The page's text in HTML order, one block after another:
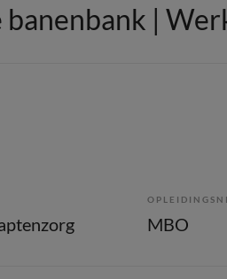
|
MBO